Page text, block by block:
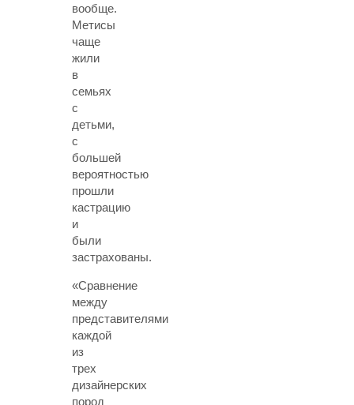
вообще.
Метисы
чаще
жили
в
семьях
с
детьми,
с
большей
вероятностью
прошли
кастрацию
и
были
застрахованы.
«Сравнение
между
представителями
каждой
из
трех
дизайнерских
пород